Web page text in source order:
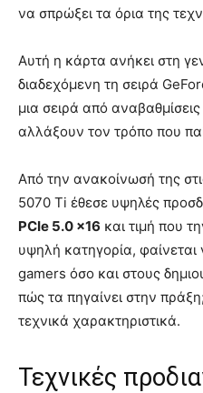
να σπρώξει τα όρια της
Αυτή η κάρτα ανήκει στη
διαδεχόμενη τη σειρά
μια σειρά από
αλλάξουν τον τρόπο που
Από την ανακοίνωσή της
5070 Ti έθεσε υψηλές
PCIe 5.0 x16 και τιμή που
υψηλή κατηγορία,
gamers όσο και στους
πώς τα πηγαίνει στην
τεχνικά χαρακτηριστικά.
Τεχνικές